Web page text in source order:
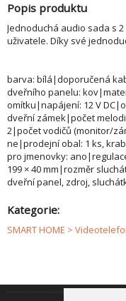
Popis produktu
Jednoduchá audio sada s
uživatele. Díky své
barva: bílá|doporučená
dveřního panelu:
omítku|napájení: 12 V
dveřní zámek|počet
2|počet vodičů (monitor/
ne|prodejní obal: 1 ks,
pro jmenovky:
199 × 40 mm|rozměr
dveřní panel, zdroj,
Kategorie:
SMART HOME >